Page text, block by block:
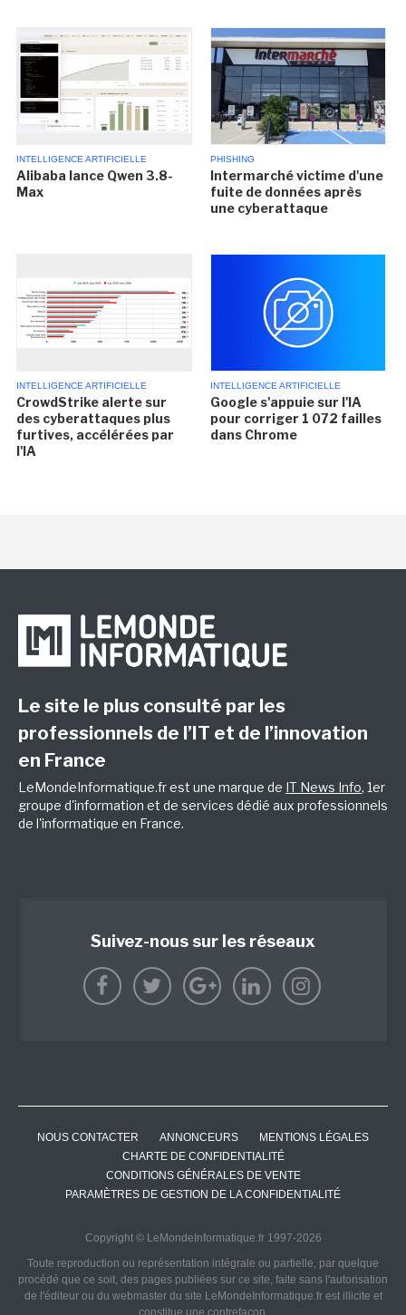
INTELLIGENCE ARTIFICIELLE
Alibaba lance Qwen 3.8-
Max
PHISHING
Intermarché victime d'une
fuite de données après
une cyberattaque
INTELLIGENCE ARTIFICIELLE
CrowdStrike alerte sur
des cyberattaques plus
furtives, accélérées par
l'IA
INTELLIGENCE ARTIFICIELLE
Google s'appuie sur l'IA
pour corriger 1 072 failles
dans Chrome
Le site le plus consulté par les
professionnels de l’IT et de l’innovation
en France
LeMondeInformatique.fr est une marque de IT News Info, 1er
groupe d'information et de services dédié aux professionnels
de l'informatique en France.
Suivez-nous sur les réseaux
NOUS CONTACTER ANNONCEURS
MENTIONS LÉGALES
CHARTE DE CONFIDENTIALITÉ
CONDITIONS GÉNÉRALES DE VENTE
PARAMÈTRES DE GESTION DE LA CONFIDENTIALITÉ
Copyright © LeMondeInformatique.fr 1997-2026
Toute reproduction ou représentation intégrale ou partielle, par quelque
procédé que ce soit, des pages publiées sur ce site, faite sans l'autorisation
de l'éditeur ou du webmaster du site LeMondeInformatique.fr est illicite et